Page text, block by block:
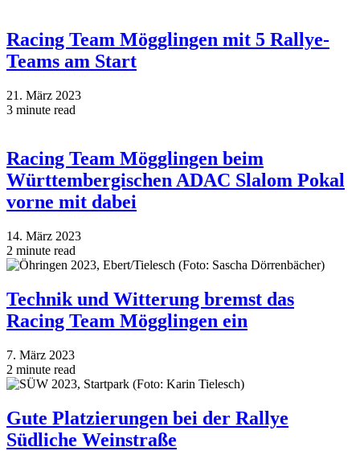
Racing Team Mögglingen mit 5 Rallye-
Teams am Start
21. März 2023
3 minute read
Racing Team Mögglingen beim
Württembergischen ADAC Slalom Pokal
vorne mit dabei
14. März 2023
2 minute read
Technik und Witterung bremst das
Racing Team Mögglingen ein
7. März 2023
2 minute read
Gute Platzierungen bei der Rallye
Südliche Weinstraße